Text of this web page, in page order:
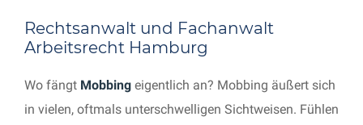
Rechtsanwalt und Fachanwalt
Arbeitsrecht Hamburg
Wo fängt Mobbing eigentlich an? Mobbing äußert sich
in vielen, oftmals unterschwelligen Sichtweisen. Fühlen